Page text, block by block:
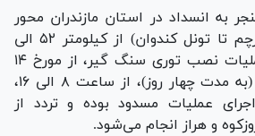
به انسداد در استان مازندران محور
چالوس حدفاصل (هزارچم تا تونل کندوان) از کیلومتر ۵۲ الی
۷۸، به علت انجام عملیات نصب توری سنگ گیر، از مورخ ۱۴
لغایت ۱۷ بهمن ۱۴۰۳ (به مدت چهار روز)، از ساعت ۸ الی ۱۶،
عملیات مسدود بوده و تردد از
و هراز انجام می‌شود.